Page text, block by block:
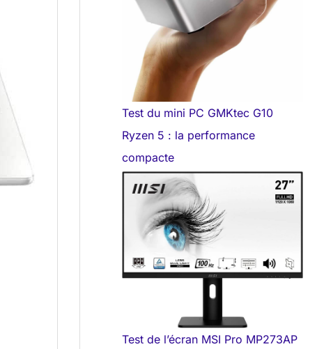
Test du mini PC GMKtec G10
Ryzen 5 : la performance
compacte
Test de l’écran MSI Pro MP273AP